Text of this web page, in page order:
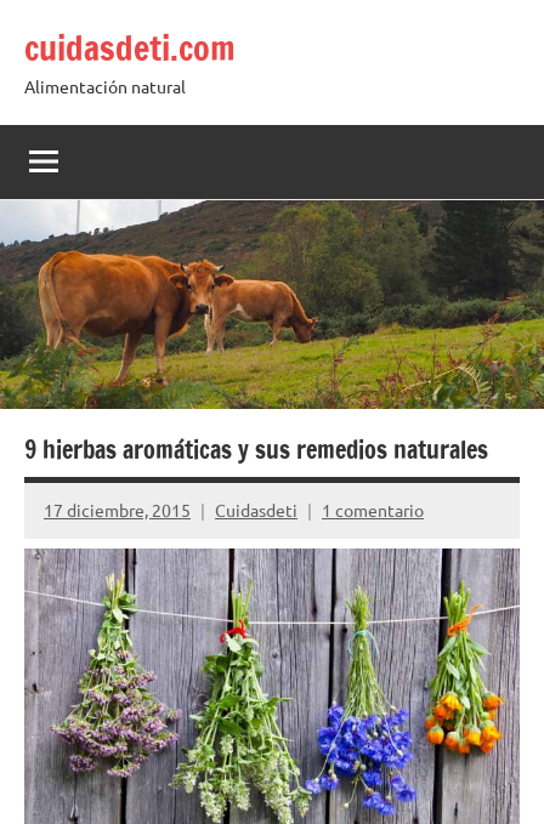
contenido
cuidasdeti.com
Alimentación natural
9 hierbas aromáticas y sus remedios naturales
17 diciembre, 2015 Cuidasdeti 1 comentario